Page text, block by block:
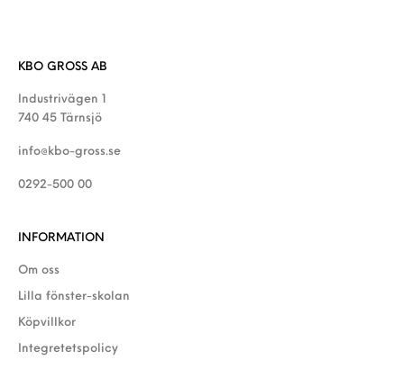
KBO GROSS AB
Industrivägen 1
740 45 Tärnsjö
info@kbo-gross.se
0292-500 00
INFORMATION
Om oss
Lilla fönster-skolan
Köpvillkor
Integretetspolicy